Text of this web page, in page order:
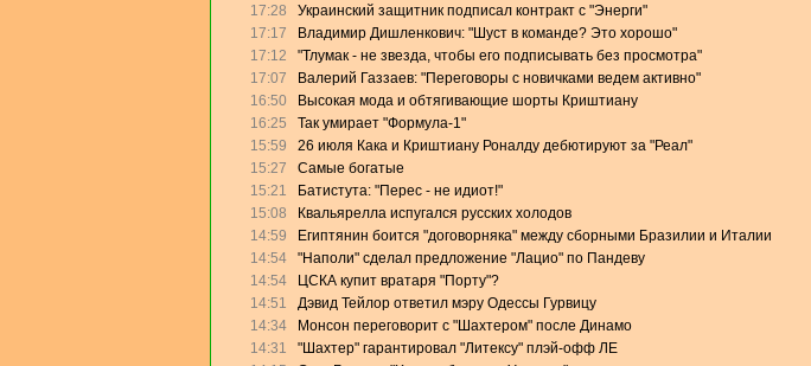
17:28
Украинский защитник подписал контракт с "Энерги"
17:17
Владимир Дишленкович: "Шуст в команде? Это хорошо"
17:12
"Тлумак - не звезда, чтобы его подписывать без просмотра"
17:07
Валерий Газзаев: "Переговоры с новичками ведем активно"
16:50
Высокая мода и обтягивающие шорты Криштиану
16:25
Так умирает "Формула-1"
15:59
26 июля Кака и Криштиану Роналду дебютируют за "Реал"
15:27
Самые богатые
15:21
Батистута: "Перес - не идиот!"
15:08
Квальярелла испугался русских холодов
14:59
Египтянин боится "договорняка" между сборными Бразилии и Италии
14:54
"Наполи" сделал предложение "Лацио" по Пандеву
14:54
ЦСКА купит вратаря "Порту"?
14:51
Дэвид Тейлор ответил мэру Одессы Гурвицу
14:34
Монсон переговорит с "Шахтером" после Динамо
14:31
"Шахтер" гарантировал "Литексу" плэй-офф ЛЕ